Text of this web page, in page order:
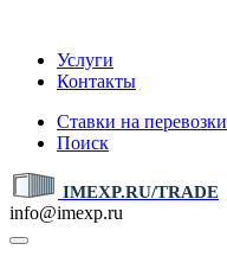
Услуги
Контакты
Ставки на перевозки
Поиск
IMEXP.RU/TRADE
info@imexp.ru